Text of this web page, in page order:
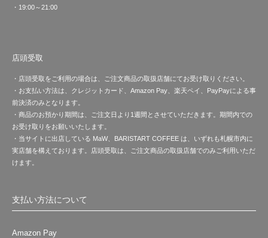
・19:00～21:00
店頭受取
・店頭受取をご利用の場合は、ご注文商品の取扱店舗にてお受け取りください。
・お支払い方法は、クレジットカード、Amazon Pay、楽天ペイ、PayPayによる事
前決済のみとなります。
・商品のお預かり期間は、ご注文日より1週間とさせていただきます。期間内での
お受け取りをお願いいたします。
・当サイトに出店している MaW、BARISTART COFFEE は、いずれも札幌市内に
実店舗を構えております。店頭受取は、ご注文商品の取扱店舗でのみご利用いただ
けます。
支払い方法について
Amazon Pay